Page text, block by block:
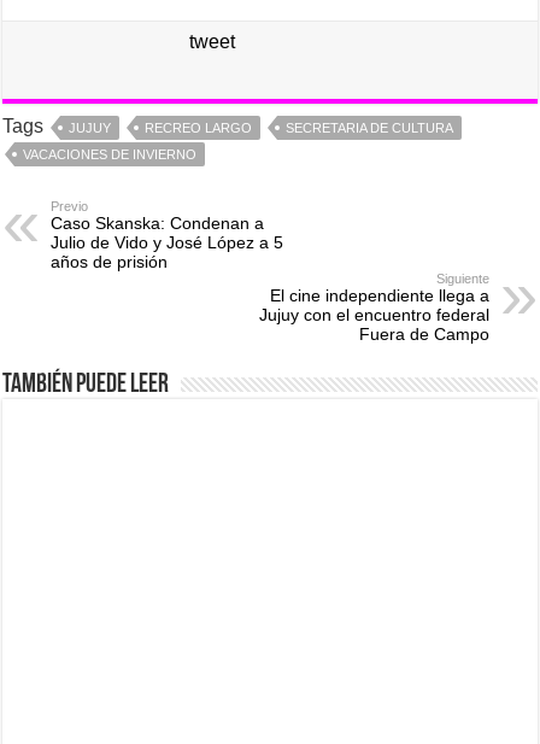
tweet
Tags JUJUY RECREO LARGO
SECRETARIA DE CULTURA
VACACIONES DE INVIERNO
Previo
Caso Skanska: Condenan a
Julio de Vido y José López a 5
años de prisión
Siguiente
El cine independiente llega a
Jujuy con el encuentro federal
Fuera de Campo
También puede leer